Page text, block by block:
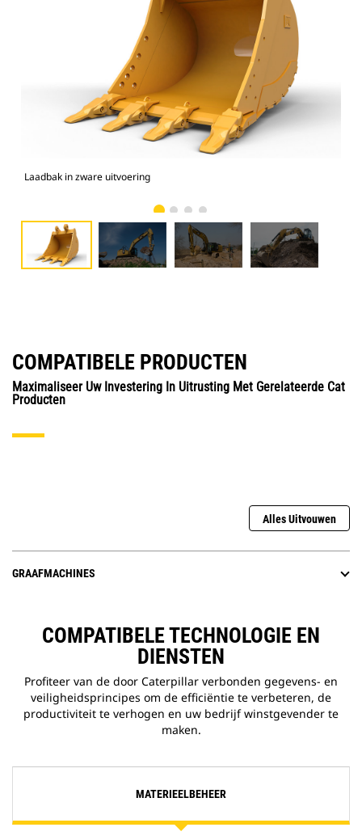
Laadbak in zware uitvoering
COMPATIBELE PRODUCTEN
Maximaliseer Uw Investering In Uitrusting Met Gerelateerde Cat
Producten
Alles Uitvouwen
GRAAFMACHINES
COMPATIBELE TECHNOLOGIE EN
DIENSTEN
Profiteer van de door Caterpillar verbonden gegevens- en
veiligheidsprincipes om de efficiëntie te verbeteren, de
productiviteit te verhogen en uw bedrijf winstgevender te
maken.
MATERIEELBEHEER